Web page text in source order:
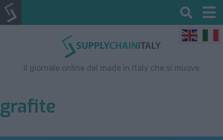
Il giornale online del made in Italy che si muove
grafite